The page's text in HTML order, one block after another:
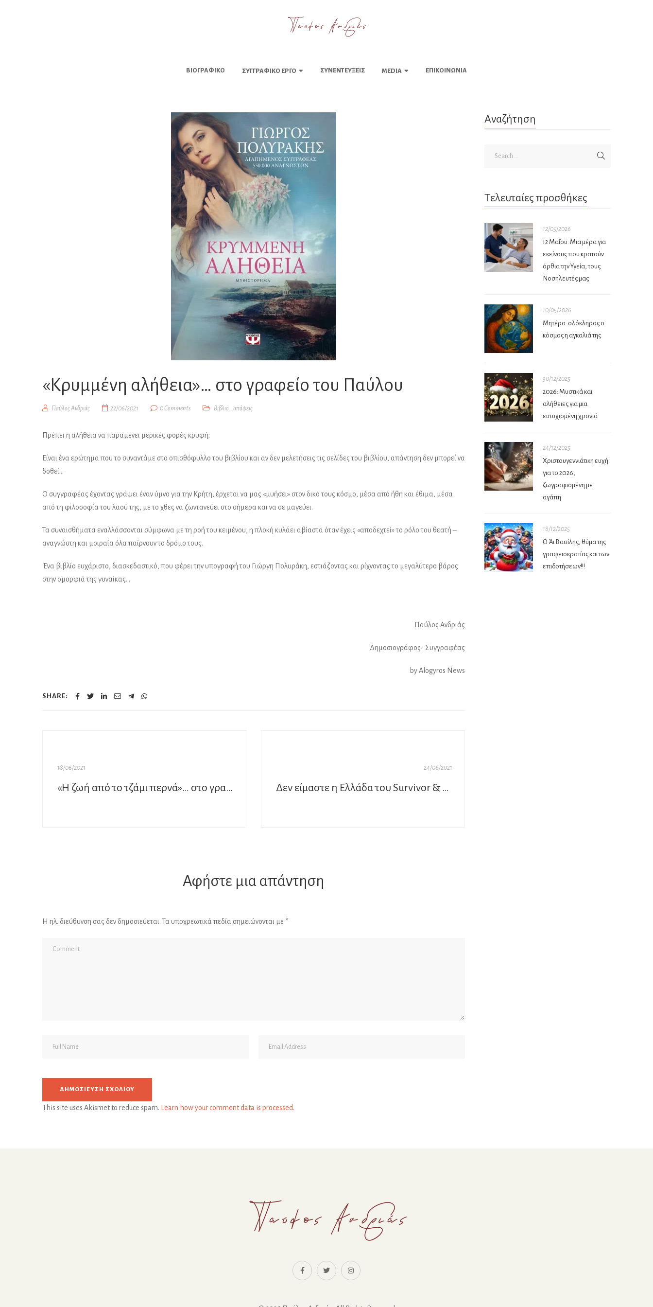
ΒΙΟΓΡΑΦΙΚΌ ΣΥΓΓΡΑΦΙΚΌ ΈΡΓΟ ΣΥΝΕΝΤΕΎΞΕΙΣ MEDIA ΕΠΙΚΟΙΝΩΝΊΑ
«Κρυμμένη αλήθεια»… στο γραφείο του Παύλου
Παύλος Ανδριάς 22/06/2021 0 Comments Βιβλιο...απόψεις
Πρέπει η αλήθεια να παραμένει μερικές φορές κρυφή;
Είναι ένα ερώτημα που το συναντάμε στο οπισθόφυλλο του βιβλίου και αν δεν μελετήσεις τις σελίδες του βιβλίου, απάντηση δεν μπορεί να
δοθεί…
Ο συγγραφέας έχοντας γράψει έναν ύμνο για την Κρήτη, έρχεται να μας «μυήσει» στον δικό τους κόσμο, μέσα από ήθη και έθιμα, μέσα
από τη φιλοσοφία του λαού της, με το χθες να ζωντανεύει στο σήμερα και να σε μαγεύει.
Τα συναισθήματα εναλλάσσονται σύμφωνα με τη ροή του κειμένου, η πλοκή κυλάει αβίαστα όταν έχεις «αποδεχτεί» το ρόλο του θεατή –
αναγνώστη και μοιραία όλα παίρνουν το δρόμο τους.
Ένα βιβλίο ευχάριστο, διασκεδαστικό, που φέρει την υπογραφή του Γιώργη Πολυράκη, εστιάζοντας και ρίχνοντας το μεγαλύτερο βάρος
στην ομορφιά της γυναίκας…
Παύλος Ανδριάς
Δημοσιογράφος- Συγγραφέας
by Alogyros News
SHARE:
18/06/2021
«Η ζωή από το τζάμι περνά»… στο γραφείο του Παύλου
24/06/2021
Δεν είμαστε η Ελλάδα του Survivor & του Bachelor. Είμαστε κάτι πιο σπουδαίο… που ενοχλεί!!!
Αφήστε μια απάντηση
Η ηλ. διεύθυνση σας δεν δημοσιεύεται. Τα υποχρεωτικά πεδία σημειώνονται με *
This site uses Akismet to reduce spam. Learn how your comment data is processed.
Αναζήτηση
Τελευταίες προσθήκες
12/05/2026
12 Μαΐου: Μια μέρα για
εκείνους που κρατούν
όρθια την Υγεία, τους
Νοσηλευτές μας
10/05/2026
Μητέρα: ολόκληρος ο
κόσμος η αγκαλιά της
30/12/2025
2026: Μυστικά και
αλήθειες για μια
ευτυχισμένη χρονιά
24/12/2025
Χριστουγεννιάτικη ευχή
για το 2026,
ζωγραφισμένη με
αγάπη
18/12/2025
Ο Άι Βασίλης, θύμα της
γραφειοκρατίας και των
επιδοτήσεων!!!